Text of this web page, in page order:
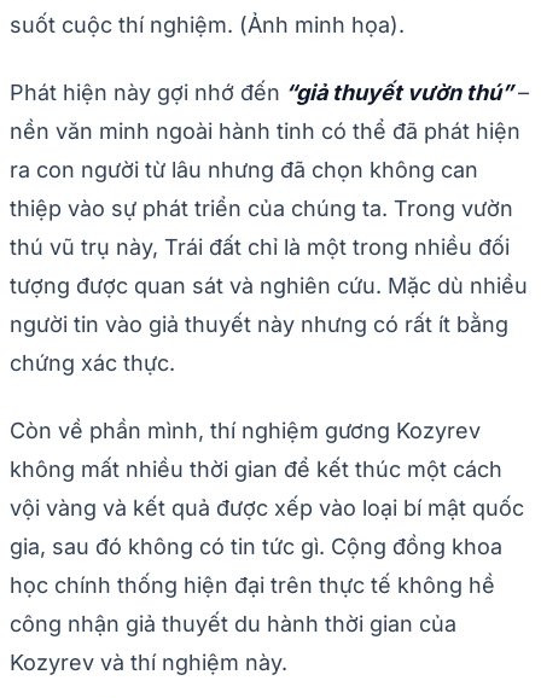
suốt cuộc thí nghiệm. (Ảnh minh họa).
Phát hiện này gợi nhớ đến “giả thuyết vườn thú”–
nền văn minh ngoài hành tinh có thể đã phát hiện
ra con người từ lâu nhưng đã chọn không can
thiệp vào sự phát triển của chúng ta. Trong vườn
thú vũ trụ này, Trái đất chỉ là một trong nhiều đối
tượng được quan sát và nghiên cứu. Mặc dù nhiều
người tin vào giả thuyết này nhưng có rất ít bằng
chứng xác thực.
Còn về phần mình, thí nghiệm gương Kozyrev
không mất nhiều thời gian để kết thúc một cách
vội vàng và kết quả được xếp vào loại bí mật quốc
gia, sau đó không có tin tức gì. Cộng đồng khoa
học chính thống hiện đại trên thực tế không hề
công nhận giả thuyết du hành thời gian của
Kozyrev và thí nghiệm này.